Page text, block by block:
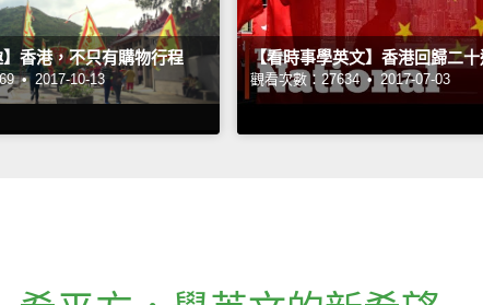
香港，不只有購物行程
• 2017-10-13
【看時事學英文】香港回歸二
觀看次數：27634 • 2017-07-03